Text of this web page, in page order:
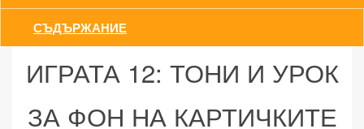
СЪДЪРЖАНИЕ
ИГРАТА 12: ТОНИ И УРОК
ЗА ФОН НА КАРТИЧКИТЕ